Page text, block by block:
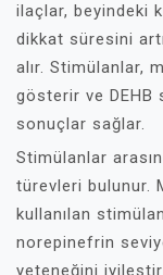
ilaçlar, beyindeki
dikkat süresini
alır. Stimülanlar,
gösterir ve DEHB
sonuçlar sağlar.
Stimülanlar
türevleri bulunur.
kullanılan
norepinefrin
yeteneğini